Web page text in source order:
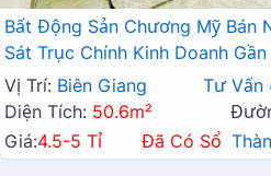
Bất Động Sản Chương Mỹ Bán
Sát Trục Chính Kinh Doanh
Mở Rộng
Vị Trí: Biên Giang Tư Vấn
Diện Tích: 50.6m²
Giá:4.5-5 Tỉ Đã Có Sổ